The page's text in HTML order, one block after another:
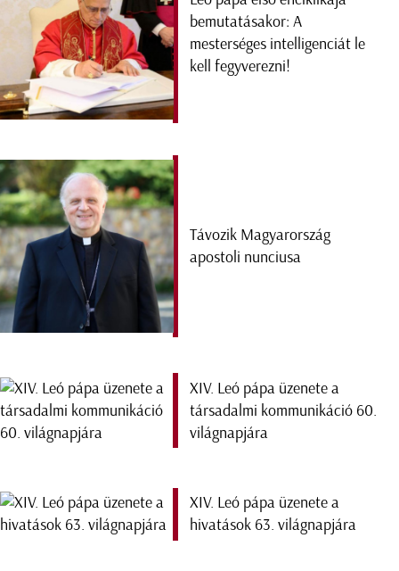
bemutatásakor: A
mesterséges intelligenciát le
kell fegyverezni!
Távozik Magyarország
apostoli nunciusa
XIV. Leó pápa üzenete a
társadalmi kommunikáció 60.
világnapjára
XIV. Leó pápa üzenete a
hivatások 63. világnapjára